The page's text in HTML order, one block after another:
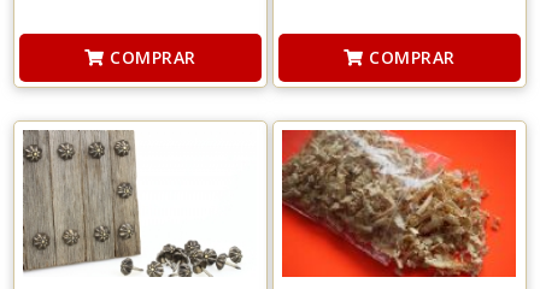
COMPRAR COMPRAR